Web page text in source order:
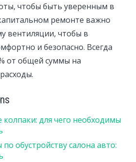
чтобы быть уверенным в
ремонте важно
вентиляции, чтобы в
и безопасно. Всегда
от общей суммы на
для чего необходимы
обустройству салона авто: